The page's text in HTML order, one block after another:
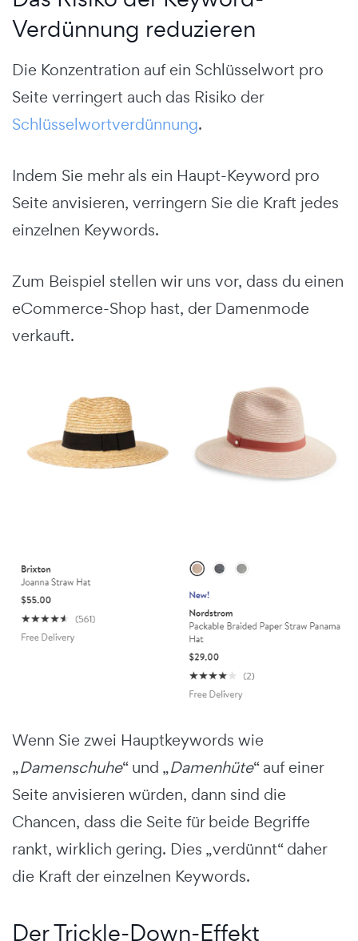
Verdünnung reduzieren
Die Konzentration auf ein Schlüsselwort pro
Seite verringert auch das Risiko der
Schlüsselwortverdünnung.
Indem Sie mehr als ein Haupt-Keyword pro
Seite anvisieren, verringern Sie die Kraft jedes
einzelnen Keywords.
Zum Beispiel stellen wir uns vor, dass du einen
eCommerce-Shop hast, der Damenmode
verkauft.
Wenn Sie zwei Hauptkeywords wie
„Damenschuhe“ und „Damenhüte“ auf einer
Seite anvisieren würden, dann sind die
Chancen, dass die Seite für beide Begriffe
rankt, wirklich gering. Dies „verdünnt“ daher
die Kraft der einzelnen Keywords.
Der Trickle-Down-Effekt